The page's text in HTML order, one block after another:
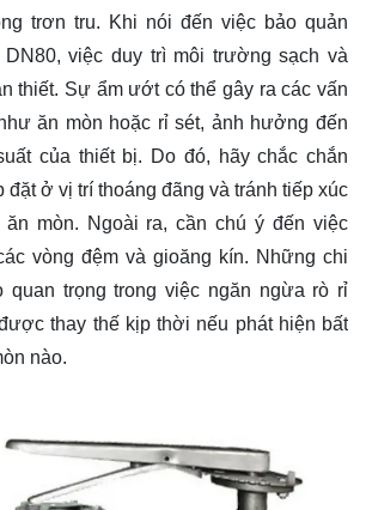
trơn tru. Khi nói đến việc bảo quản
việc duy trì môi trường sạch và
thiết. Sự ẩm ướt có thể gây ra các vấn
ăn mòn hoặc rỉ sét, ảnh hưởng đến
của thiết bị. Do đó, hãy chắc chắn
đặt ở vị trí thoáng đãng và tránh tiếp xúc
mòn. Ngoài ra, cần chú ý đến việc
vòng đệm và gioăng kín. Những chi
quan trọng trong việc ngăn ngừa rò rỉ
thay thế kịp thời nếu phát hiện bất
nào.